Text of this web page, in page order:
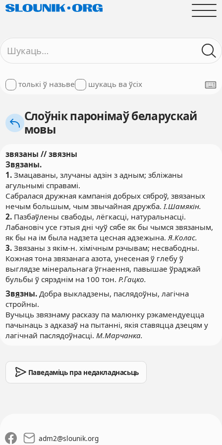
толькі ў назьве шукаць ва ўсіх
Слоўнік паронімаў беларускай
мовы
звязаны // звязны
Звязаны.
1.Змацаваны, злучаны адзін з адным; збліжаны
агульнымі справамі.
Сабралася дружная кампанія добрых сяброў, звязаных
нечым большым, чым звычайная дружба.І.Шамякін.
2.Пазбаўлены свабоды, лёгкасці, натуральнасці.
Лабановіч усе гэтыя дні чуў сябе як бы чымся звязаным,
як бы на ім была надзета цесная адзежына.Я.Колас.
3.Звязаны з якім-н. хімічным рэчывам; несвабодны.
Кожная тона звязанага азота, унесеная ў глебу ў
выглядзе мінеральнага ўгнаення, павышае ўраджай
бульбы ў сярэднім на 100 тон. Р.Гацко.
Звязны.Добра выкладзены, паслядоўны, лагічна
стройны.
Вучыць звязнаму расказу па малюнку рэкамендуецца
пачынаць з адказаў на пытанні, якія ставяцца дзецям у
лагічнай паслядоўнасці. М.Марчанка.
Паведаміць пра недакладнасьць
adm2@slounik.org